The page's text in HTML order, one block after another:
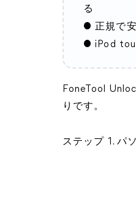
る
● 正規で
● iPod
FoneTool
りです。
ステップ 1. パ